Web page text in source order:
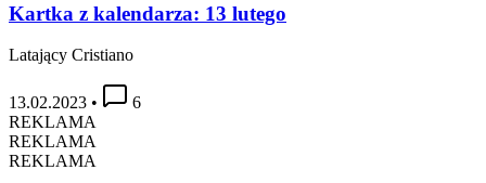
Kartka z kalendarza: 13 lutego
Latający Cristiano
13.02.2023 •
6
REKLAMA
REKLAMA
REKLAMA